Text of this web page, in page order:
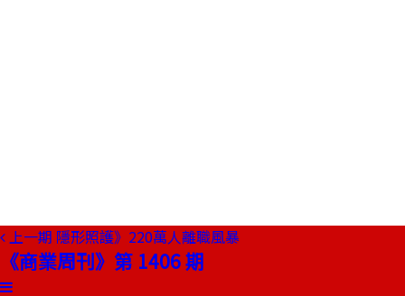
上一期 隱形照護》220萬人離職風暴
《商業周刊》第 1406 期